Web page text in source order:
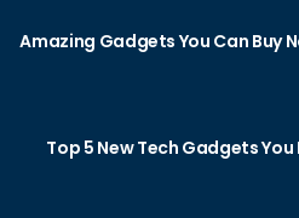
Top 5 New Tech Gadgets You